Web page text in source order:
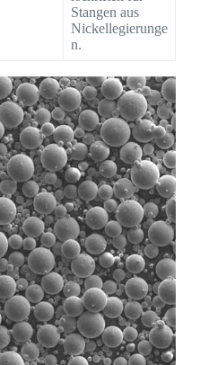
Stangen aus
Nickellegierunge
n.